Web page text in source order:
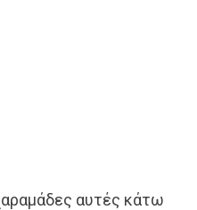
αυτές κάτω